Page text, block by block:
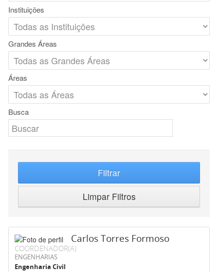
Instituições
Grandes Áreas
Áreas
Busca
Filtrar
Limpar Filtros
Carlos Torres Formoso
COORDENADOR(A)
ENGENHARIAS
Engenharia Civil